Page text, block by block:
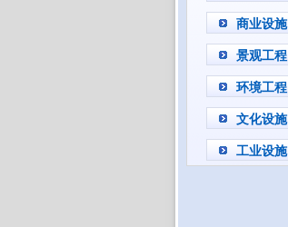
商业设施
景观工程
环境工程
文化设施
工业设施